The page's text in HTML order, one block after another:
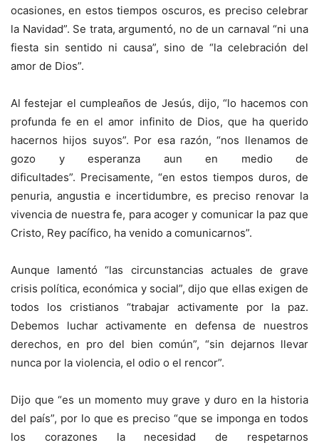
ocasiones, en estos tiempos oscuros, es preciso celebrar
la Navidad”. Se trata, argumentó, no de un carnaval “ni una
fiesta sin sentido ni causa”, sino de “la celebración del
amor de Dios”.
Al festejar el cumpleaños de Jesús, dijo, “lo hacemos con
profunda fe en el amor infinito de Dios, que ha querido
hacernos hijos suyos”. Por esa razón, “nos llenamos de
gozo y esperanza aun en medio de
dificultades”. Precisamente, “en estos tiempos duros, de
penuria, angustia e incertidumbre, es preciso renovar la
vivencia de nuestra fe, para acoger y comunicar la paz que
Cristo, Rey pacífico, ha venido a comunicarnos”.
Aunque lamentó “las circunstancias actuales de grave
crisis política, económica y social”, dijo que ellas exigen de
todos los cristianos “trabajar activamente por la paz.
Debemos luchar activamente en defensa de nuestros
derechos, en pro del bien común”, “sin dejarnos llevar
nunca por la violencia, el odio o el rencor”.
Dijo que “es un momento muy grave y duro en la historia
del país”, por lo que es preciso “que se imponga en todos
los corazones la necesidad de respetarnos